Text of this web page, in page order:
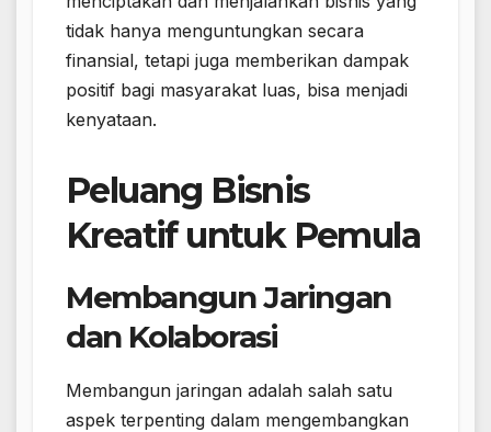
tidak hanya menguntungkan secara
finansial, tetapi juga memberikan dampak
positif bagi masyarakat luas, bisa menjadi
kenyataan.
Peluang Bisnis
Kreatif untuk Pemula
Membangun Jaringan
dan Kolaborasi
Membangun jaringan adalah salah satu
aspek terpenting dalam mengembangkan